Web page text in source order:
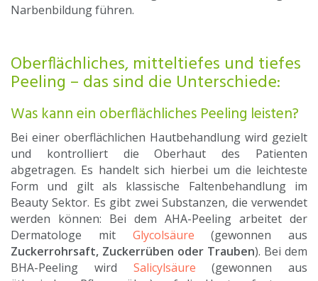
Narbenbildung führen.
Oberflächliches, mitteltiefes und tiefes
Peeling – das sind die Unterschiede:
Was kann ein oberflächliches Peeling leisten?
Bei einer oberflächlichen Hautbehandlung wird gezielt
und kontrolliert die Oberhaut des Patienten
abgetragen. Es handelt sich hierbei um die leichteste
Form und gilt als klassische Faltenbehandlung im
Beauty Sektor. Es gibt zwei Substanzen, die verwendet
werden können: Bei dem AHA-Peeling arbeitet der
Dermatologe mit Glycolsäure (gewonnen aus
Zuckerrohrsaft, Zuckerrüben oder Trauben). Bei dem
BHA-Peeling wird Salicylsäure (gewonnen aus